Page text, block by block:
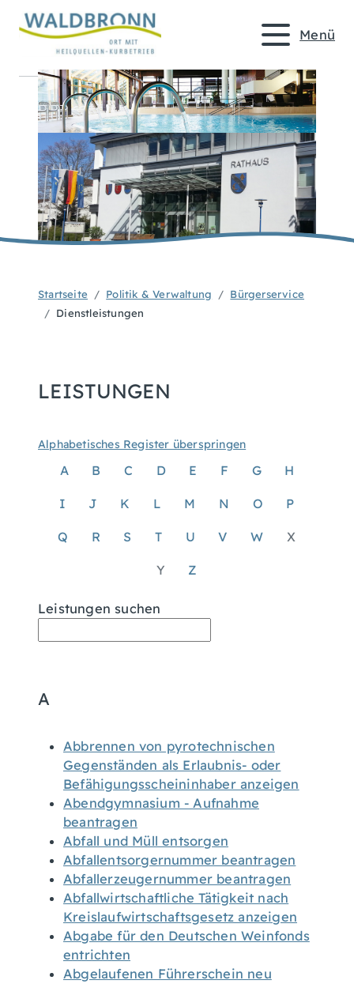
Menü
Startseite Politik & Verwaltung
Bürgerservice
Dienstleistungen
LEISTUNGEN
Alphabetisches Register überspringen
A B C D E F G H
I J K L M N O P
Q R S T U V W X
Y Z
Leistungen suchen
A
Abbrennen von pyrotechnischen
Gegenständen als Erlaubnis- oder
Befähigungsscheininhaber anzeigen
Abendgymnasium - Aufnahme
beantragen
Abfall und Müll entsorgen
Abfallentsorgernummer beantragen
Abfallerzeugernummer beantragen
Abfallwirtschaftliche Tätigkeit nach
Kreislaufwirtschaftsgesetz anzeigen
Abgabe für den Deutschen Weinfonds
entrichten
Abgelaufenen Führerschein neu